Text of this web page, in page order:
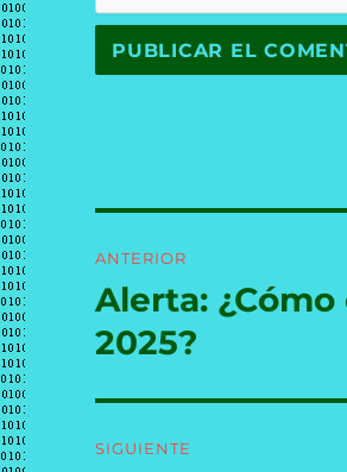
de
entradas
ANTERIOR
Entrada
anterior:
Alerta:
2025?
SIGUIENTE